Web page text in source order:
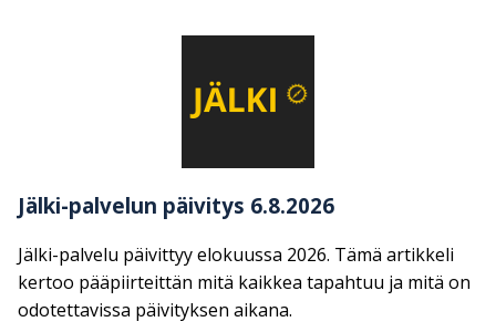
Jälki-palvelun päivitys 6.8.2026
Jälki-palvelu päivittyy elokuussa 2026. Tämä artikkeli
kertoo pääpiirteittän mitä kaikkea tapahtuu ja mitä on
odotettavissa päivityksen aikana.